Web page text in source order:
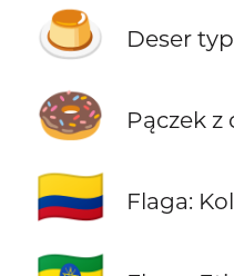
🍮 Deser
🍩 Pączek z
🇨🇴 Flaga: